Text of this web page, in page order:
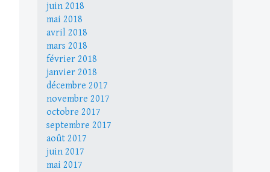
juin 2018
mai 2018
avril 2018
mars 2018
février 2018
janvier 2018
décembre 2017
novembre 2017
octobre 2017
septembre 2017
août 2017
juin 2017
mai 2017